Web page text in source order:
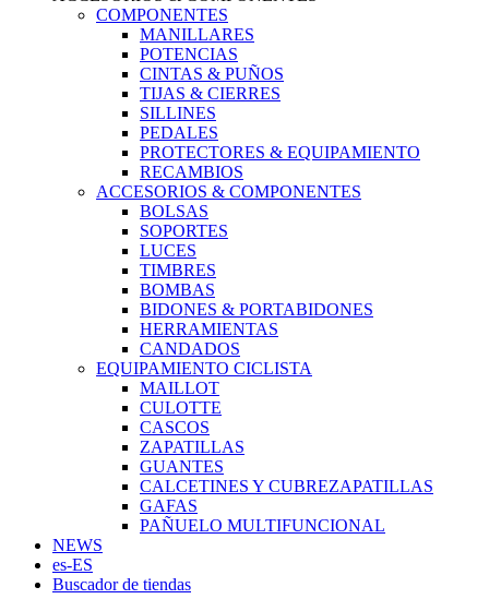
COMPONENTES
MANILLARES
POTENCIAS
CINTAS & PUÑOS
TIJAS & CIERRES
SILLINES
PEDALES
PROTECTORES & EQUIPAMIENTO
RECAMBIOS
ACCESORIOS & COMPONENTES
BOLSAS
SOPORTES
LUCES
TIMBRES
BOMBAS
BIDONES & PORTABIDONES
HERRAMIENTAS
CANDADOS
EQUIPAMIENTO CICLISTA
MAILLOT
CULOTTE
CASCOS
ZAPATILLAS
GUANTES
CALCETINES Y CUBREZAPATILLAS
GAFAS
PAÑUELO MULTIFUNCIONAL
NEWS
es-ES
Buscador de tiendas